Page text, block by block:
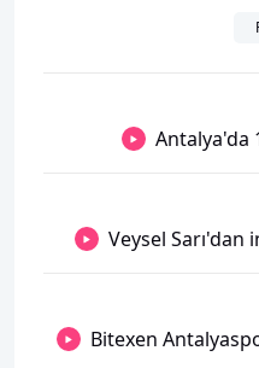
Antalya'da
Veysel Sarı'dan
Bitexen